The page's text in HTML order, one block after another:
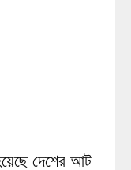
দেশের আট